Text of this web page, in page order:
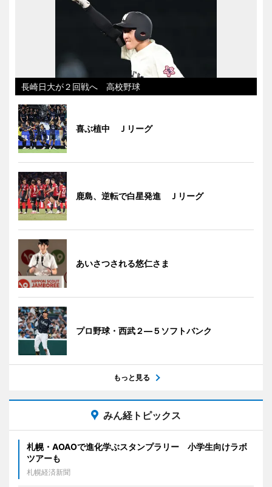
長崎日大が２回戦へ 高校野球
喜ぶ植中 Ｊリーグ
鹿島、逆転で白星発進 Ｊリーグ
あいさつされる悠仁さま
プロ野球・西武２―５ソフトバンク
もっと見る
みん経トピックス
札幌・AOAOで進化学ぶスタンプラリー 小学生向けラボ
ツアーも
札幌経済新聞